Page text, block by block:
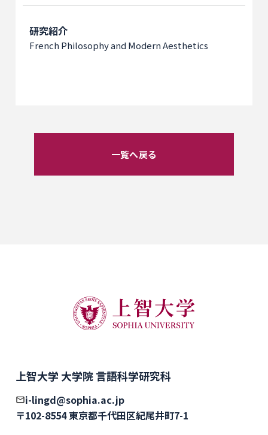
研究紹介
French Philosophy and Modern Aesthetics
一覧へ戻る
上智大学 大学院 言語科学研究科
i-lingd@sophia.ac.jp
〒102-8554 東京都千代田区紀尾井町7-1